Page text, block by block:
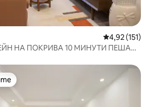
Средна
4,92 (151)
НА ПОКРИВА 10 МИНУТИ ПЕША